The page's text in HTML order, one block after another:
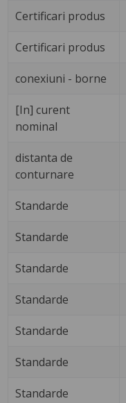
Certificari produs
Certificari produs
conexiuni - borne
[In] curent
nominal
distanta de
conturnare
Standarde
Standarde
Standarde
Standarde
Standarde
Standarde
Standarde